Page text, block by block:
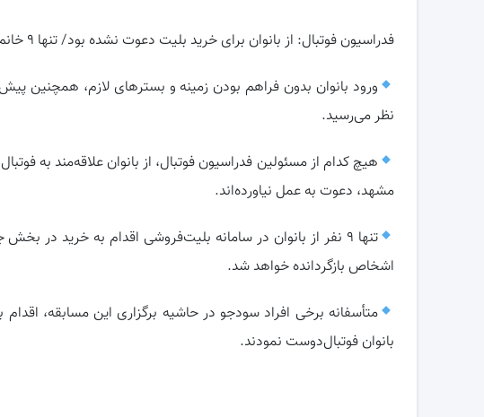
فدراسیون فوتبال: از بانوان برای خرید بلیت دعوت نشده بود/ تنها ۹ خانم بلیت خریده بودند.
ورود بانوان بدون فراهم بودن زمینه و بسترهاى لازم، همچنین
نظر مى‌رسید.
هیچ کدام از مسئولین فدراسیون فوتبال، از بانوان علاقه‌مند به
مشهد، دعوت به عمل نیاورده‌اند.
تنها ۹ نفر از بانوان در سامانه بلیت‌فروشی اقدام به خرید در
اشخاص بازگردانده خواهد شد.
متأسفانه برخی افراد سودجو در حاشیه برگزاری این مسابقه،
بانوان فوتبال‌دوست نمودند.